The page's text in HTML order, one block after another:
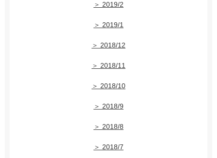
＞ 2019/2
＞ 2019/1
＞ 2018/12
＞ 2018/11
＞ 2018/10
＞ 2018/9
＞ 2018/8
＞ 2018/7